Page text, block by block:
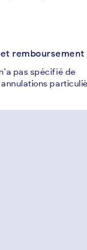
remboursement
pas spécifié de